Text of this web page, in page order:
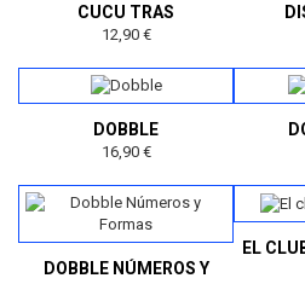
CUCU TRAS
12,90 €
DOBBLE
16,90 €
DOBBLE NÚMEROS Y
EL